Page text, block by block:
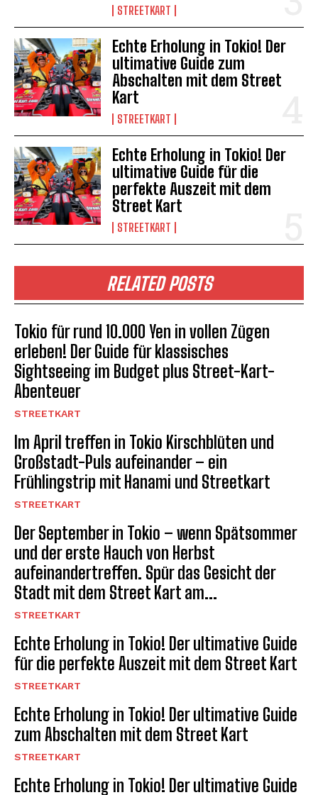
STREETKART
Echte Erholung in Tokio! Der
ultimative Guide zum
Abschalten mit dem Street
Kart
STREETKART
Echte Erholung in Tokio! Der
ultimative Guide für die
perfekte Auszeit mit dem
Street Kart
STREETKART
RELATED POSTS
Tokio für rund 10.000 Yen in vollen Zügen
erleben! Der Guide für klassisches
Sightseeing im Budget plus Street-Kart-
Abenteuer
STREETKART
Im April treffen in Tokio Kirschblüten und
Großstadt-Puls aufeinander – ein
Frühlingstrip mit Hanami und Streetkart
STREETKART
Der September in Tokio – wenn Spätsommer
und der erste Hauch von Herbst
aufeinandertreffen. Spür das Gesicht der
Stadt mit dem Street Kart am...
STREETKART
Echte Erholung in Tokio! Der ultimative Guide
für die perfekte Auszeit mit dem Street Kart
STREETKART
Echte Erholung in Tokio! Der ultimative Guide
zum Abschalten mit dem Street Kart
STREETKART
Echte Erholung in Tokio! Der ultimative Guide